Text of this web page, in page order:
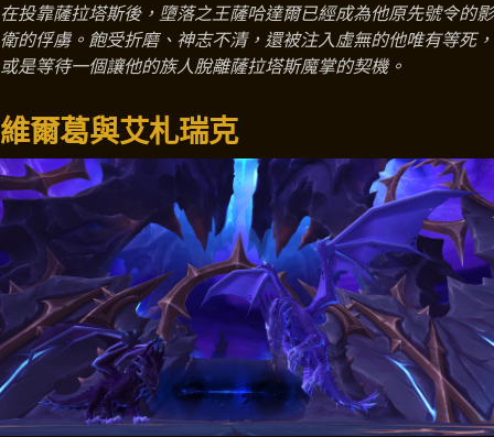
在投靠薩拉塔斯後，墮落之王薩哈達爾已經成為他原先號令的影
衛的俘虜。飽受折磨、神志不清，還被注入虛無的他唯有等死，
或是等待一個讓他的族人脫離薩拉塔斯魔掌的契機。
維爾葛與艾札瑞克